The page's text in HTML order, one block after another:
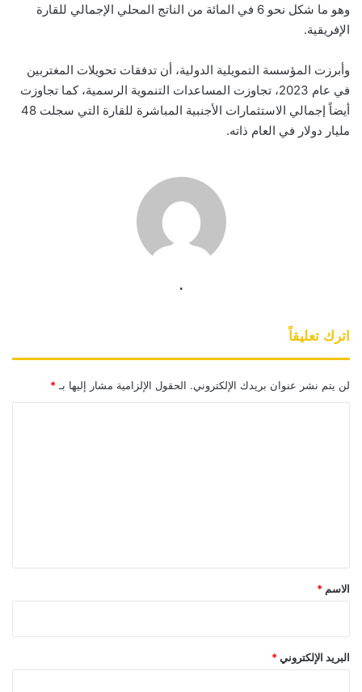
وهو ما شكل نحو 6 في المائة من الناتج المحلي الإجمالي للقارة
الإفريقية.
وأبرزت المؤسسة التمويلية الدولية، أن تدفقات تحويلات المغتربين
في عام 2023، تجاوزت المساعدات التنموية الرسمية، كما تجاوزت
أيضاً إجمالي الاستثمارات الأجنبية المباشرة للقارة التي سجلت 48
مليار دولار في العام ذاته.
.
اترك تعليقاً
لن يتم نشر عنوان بريدك الإلكتروني. الحقول الإلزامية مشار إليها بـ *
*
الاسم *
البريد الإلكتروني *